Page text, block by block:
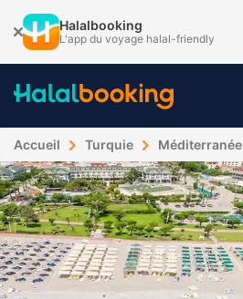
Halalbooking
L'app du voyage halal-friendly
Accueil Turquie Méditerranée